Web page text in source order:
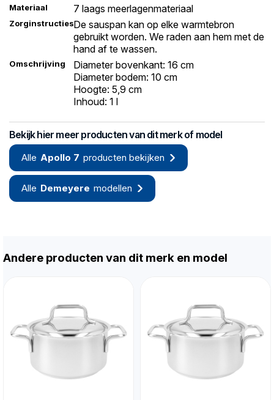
Materiaal 7 laags meerlagenmateriaal
ZorginstructiesDe sauspan kan op elke warmtebron
gebruikt worden. We raden aan hem met de
hand af te wassen.
Omschrijving
Diameter bovenkant: 16 cm
Diameter bodem: 10 cm
Hoogte: 5,9 cm
Inhoud: 1 l
Bekijk hier meer producten van dit merk of model
Alle Apollo 7 producten bekijken
Alle Demeyere modellen
Andere producten van dit merk en model